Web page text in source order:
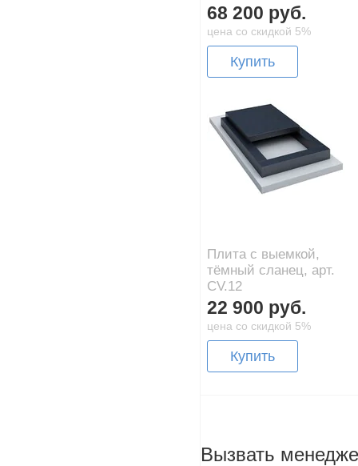
68 200 руб.
цена со скидкой 5%
Купить
Плита с выемкой,
тёмный сланец, арт.
CV.12
22 900 руб.
цена со скидкой 5%
Купить
Вызвать